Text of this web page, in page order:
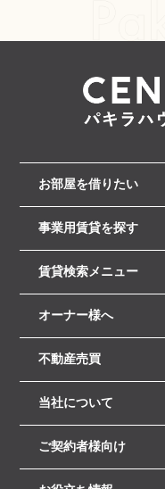
お部屋を借りたい
事業用賃貸を探す
賃貸検索メニュー
オーナー様へ
不動産売買
当社について
ご契約者様向け